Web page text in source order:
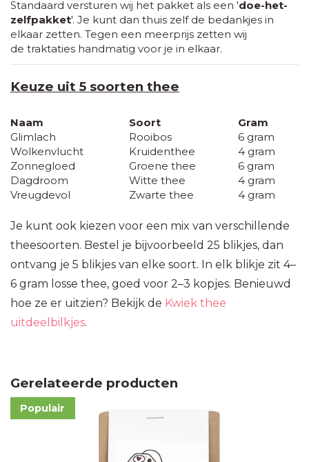
Standaard versturen wij het pakket als een 'doe-het-
zelfpakket'. Je kunt dan thuis zelf de bedankjes in
elkaar zetten. Tegen een meerprijs zetten wij
de traktaties handmatig voor je in elkaar.
Keuze uit 5 soorten thee
Naam Soort
Gram
Glimlach
Rooibos
6 gram
Wolkenvlucht
Kruidenthee
4 gram
Zonnegloed
Groene thee
6 gram
Dagdroom
Witte thee
4 gram
Vreugdevol
Zwarte thee 4 gram
Je kunt ook kiezen voor een mix van verschillende
theesoorten. Bestel je bijvoorbeeld 25 blikjes, dan
ontvang je 5 blikjes van elke soort. In elk blikje zit 4–
6 gram losse thee, goed voor 2–3 kopjes. Benieuwd
hoe ze er uitzien? Bekijk de Kwiek thee
uitdeelbilkjes.
Gerelateerde producten
Populair